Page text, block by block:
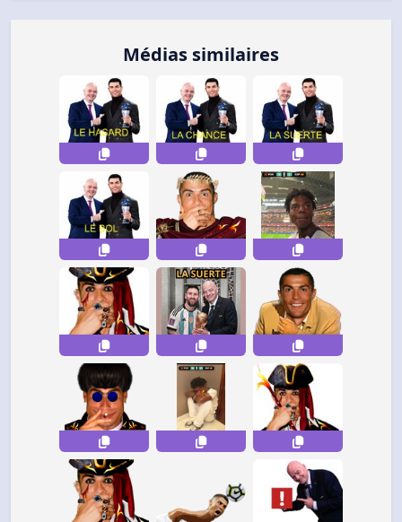
Médias similaires